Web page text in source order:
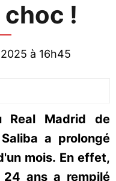
!
à 16h45
Real Madrid de
a prolongé
mois. En effet,
ans a rempilé